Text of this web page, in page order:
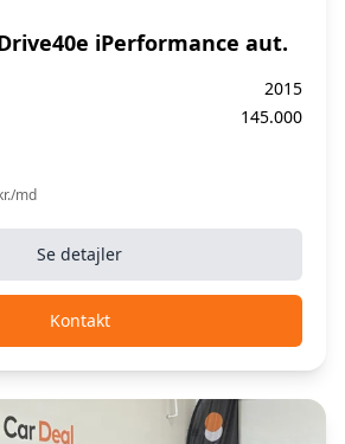
iPerformance aut.
2015
145.000
md
Se detajler
Kontakt